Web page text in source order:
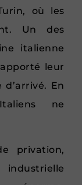
où les
Un des
italienne
leur
En
ne
privation,